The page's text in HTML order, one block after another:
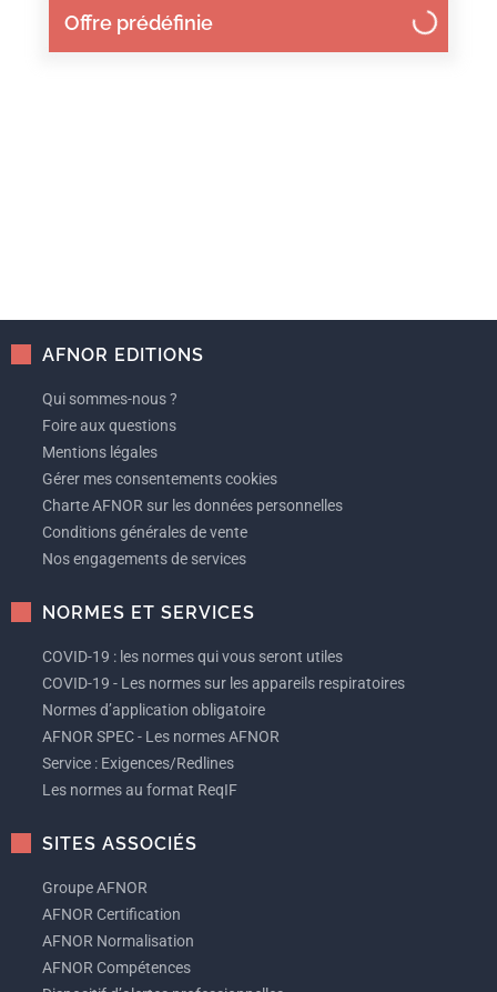
Offre prédéfinie
AFNOR EDITIONS
Qui sommes-nous ?
Foire aux questions
Mentions légales
Gérer mes consentements cookies
Charte AFNOR sur les données personnelles
Conditions générales de vente
Nos engagements de services
NORMES ET SERVICES
COVID-19 : les normes qui vous seront utiles
COVID-19 - Les normes sur les appareils respiratoires
Normes d’application obligatoire
AFNOR SPEC - Les normes AFNOR
Service : Exigences/Redlines
Les normes au format ReqIF
SITES ASSOCIÉS
Groupe AFNOR
AFNOR Certification
AFNOR Normalisation
AFNOR Compétences